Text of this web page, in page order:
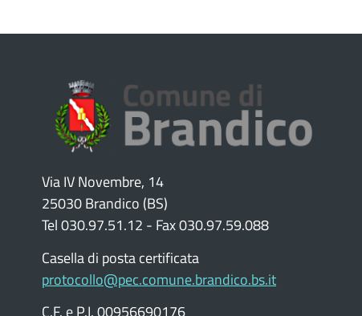
Via IV Novembre, 14
25030 Brandico (BS)
Tel 030.97.51.12 - Fax 030.97.59.088
Casella di posta certificata
protocollo@pec.comune.brandico.bs.it